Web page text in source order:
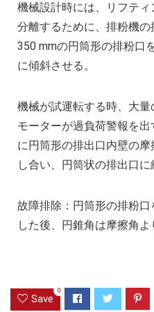
機械設計時には、リフテ
分離するために、排粉機
350 mmの円筒形の排粉口
に傾斜させる。
機械が試運転する時、大量
モーターが過負荷警報を
に円筒形の排出口内壁の
し合い、円筒状の排出口に
故障排除：円筒形の排粉
した後、円錐角は摩擦角よ
Save
0